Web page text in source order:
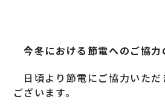
今冬における節電へのご協
日頃より節電にご協力いただ
ございます。